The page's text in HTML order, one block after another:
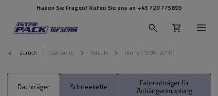
Haben Sie Fragen? Rufen Sie uns an +43 720 775899
Zurück Startseite Suzuki Jimny (1998-2018)
Dachträger Schneekette Fahrradträger für
Anhängerkupplung